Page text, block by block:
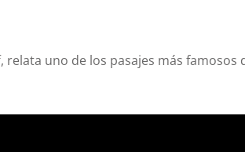
relata uno de los pasajes más famosos